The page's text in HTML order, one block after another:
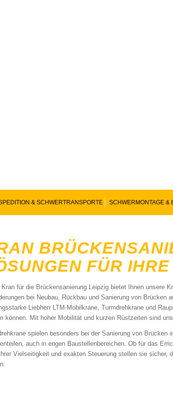
& SCHWERTRANSPORTE SCHWERMONTAGE &
FÜR
Kran für die Brückensanierung Leipzig bietet Ihnen unsere
bei Neubau, Rückbau und Sanierung von Brücken
Liebherr LTM-Mobilkrane, Turmdrehkrane und
können. Mit hoher Mobilität und kurzen Rüstzeiten sind
spielen besonders bei der Sanierung von
auch in engen Baustellenbereichen. Ob für das
Vielseitigkeit und exakten Steuerung stellen sie